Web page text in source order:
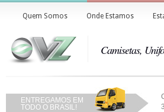
Quem Somos Onde Estamos
Camisetas,
ENTREGAMOS EM
TODO O BRASIL!